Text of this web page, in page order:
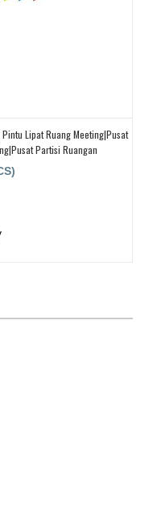
Lipat Ruang Meeting|Pusat
Partisi Ruangan